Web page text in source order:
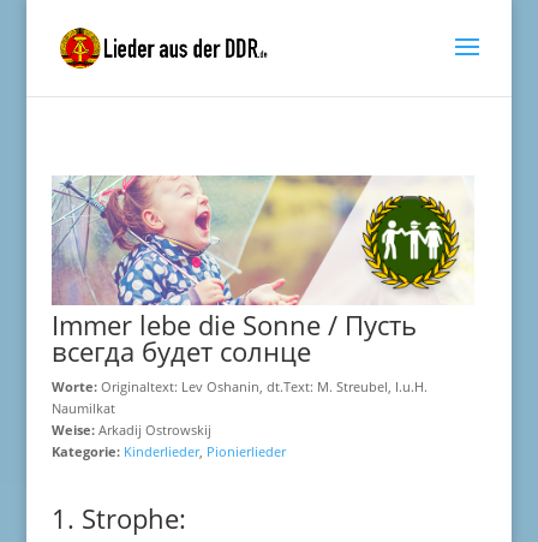
Immer lebe die Sonne / Пусть
всегда будет солнце
Worte:Originaltext: Lev Oshanin, dt.Text: M. Streubel, I.u.H.
Naumilkat
Weise:Arkadij Ostrowskij
Kategorie: Kinderlieder, Pionierlieder
1. Strophe: